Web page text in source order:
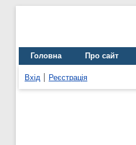
Головна Про сайт
Вхід Реєстрація